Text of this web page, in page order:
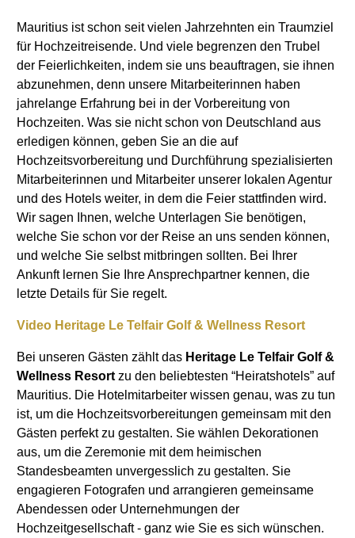
Mauritius ist schon seit vielen Jahrzehnten ein Traumziel
für Hochzeitreisende. Und viele begrenzen den Trubel
der Feierlichkeiten, indem sie uns beauftragen, sie ihnen
abzunehmen, denn unsere Mitarbeiterinnen haben
jahrelange Erfahrung bei in der Vorbereitung von
Hochzeiten. Was sie nicht schon von Deutschland aus
erledigen können, geben Sie an die auf
Hochzeitsvorbereitung und Durchführung spezialisierten
Mitarbeiterinnen und Mitarbeiter unserer lokalen Agentur
und des Hotels weiter, in dem die Feier stattfinden wird.
Wir sagen Ihnen, welche Unterlagen Sie benötigen,
welche Sie schon vor der Reise an uns senden können,
und welche Sie selbst mitbringen sollten. Bei Ihrer
Ankunft lernen Sie Ihre Ansprechpartner kennen, die
letzte Details für Sie regelt.
Video Heritage Le Telfair Golf & Wellness Resort
Bei unseren Gästen zählt das Heritage Le Telfair Golf &
Wellness Resort zu den beliebtesten “Heiratshotels” auf
Mauritius. Die Hotelmitarbeiter wissen genau, was zu tun
ist, um die Hochzeitsvorbereitungen gemeinsam mit den
Gästen perfekt zu gestalten. Sie wählen Dekorationen
aus, um die Zeremonie mit dem heimischen
Standesbeamten unvergesslich zu gestalten. Sie
engagieren Fotografen und arrangieren gemeinsame
Abendessen oder Unternehmungen der
Hochzeitgesellschaft - ganz wie Sie es sich wünschen.